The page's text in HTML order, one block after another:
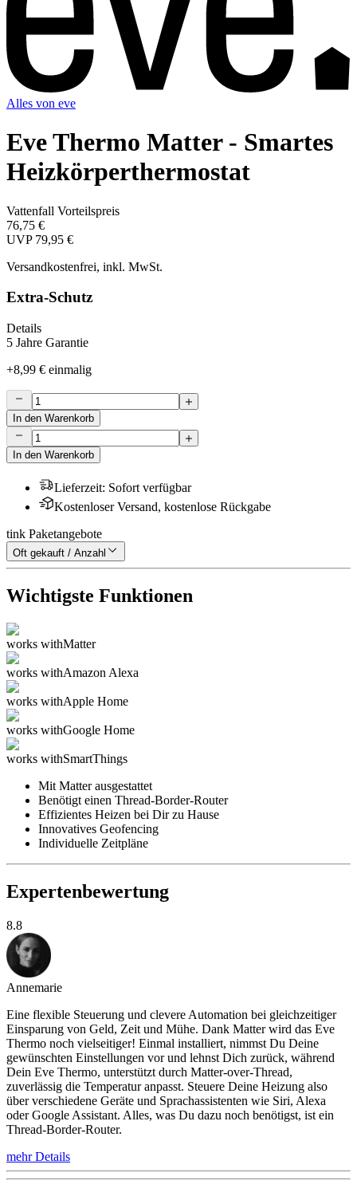
Alles von eve
Eve Thermo Matter - Smartes
Heizkörperthermostat
Vattenfall Vorteilspreis
76,75 €
UVP 79,95 €
Versandkostenfrei, inkl. MwSt.
Extra-Schutz
Details
5 Jahre Garantie
+8,99 € einmalig
In den Warenkorb
In den Warenkorb
Lieferzeit: Sofort verfügbar
Kostenloser Versand, kostenlose Rückgabe
tink Paketangebote
Oft gekauft / Anzahl
Wichtigste Funktionen
works withMatter
works withAmazon Alexa
works withApple Home
works withGoogle Home
works withSmartThings
Mit Matter ausgestattet
Benötigt einen Thread-Border-Router
Effizientes Heizen bei Dir zu Hause
Innovatives Geofencing
Individuelle Zeitpläne
Expertenbewertung
8.8
Annemarie
Eine flexible Steuerung und clevere Automation bei gleichzeitiger
Einsparung von Geld, Zeit und Mühe. Dank Matter wird das Eve
Thermo noch vielseitiger! Einmal installiert, nimmst Du Deine
gewünschten Einstellungen vor und lehnst Dich zurück, während
Dein Eve Thermo, unterstützt durch Matter-over-Thread,
zuverlässig die Temperatur anpasst. Steuere Deine Heizung also
über verschiedene Geräte und Sprachassistenten wie Siri, Alexa
oder Google Assistant. Alles, was Du dazu noch benötigst, ist ein
Thread-Border-Router.
mehr Details